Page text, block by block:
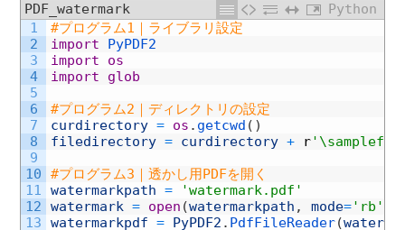
PDF_watermark
Python
1
2
3
4
5
6
7
8
9
10
11
12
13
#プログラム1｜ライブラリ設定
import
PyPDF2
import
os
import
glob
#プログラム2｜ディレクトリの設定
curdirectory = os . getcwd ( )
filedirectory = curdirectory + r
#プログラム3｜透かし用PDFを開く
watermarkpath =
'watermark.pdf'
watermark = open (watermarkpath , mode='rb'
watermarkpdf = PyPDF2 . PdfFileReader(